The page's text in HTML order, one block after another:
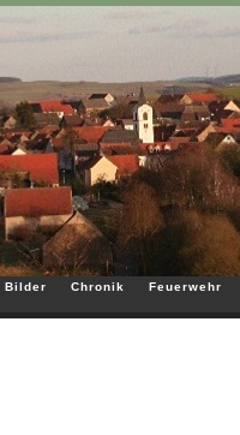
Bilder Chronik
Feuerwehr